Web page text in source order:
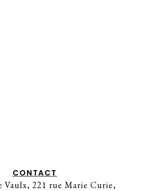
CONTACT
Vaulx, 221 rue Marie Curie,